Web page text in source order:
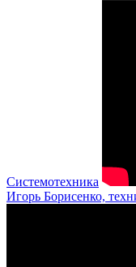
Системотехника
Игорь Борисенко,